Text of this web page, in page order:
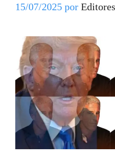
15/07/2025 por Editores